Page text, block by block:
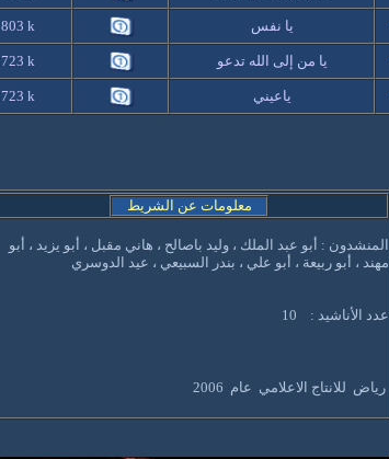
803 k يا نفس
723 k يا من إلى الله تدعو
723 k ياعيني
معلومات عن الشريط
المنشدون : أبو عبد الملك ، وليد باصالح ، هاني مقبل ، أبو يزيد ، أبو
مهند ، أبو ربيعة ، أبو علي ، بندر السبيعي ، عيد الدوسري
عدد الأناشيد : 10
رياض للانتاج الاعلامي عام 2006